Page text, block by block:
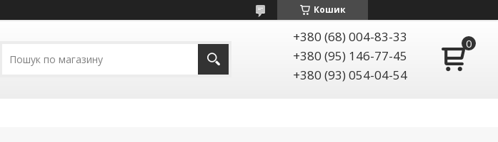
Кошик
+380 (68) 004-83-33
+380 (95) 146-77-45
+380 (93) 054-04-54